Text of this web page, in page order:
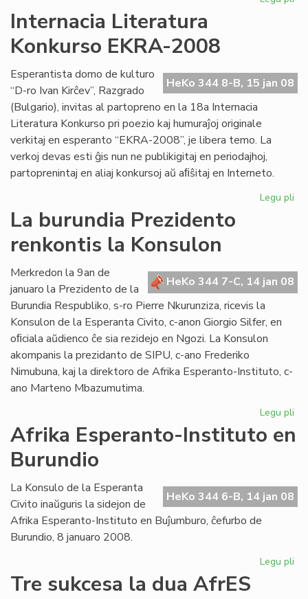
Internacia Literatura
Konkurso EKRA-2008
HeKo 344 8-B, 15 jan 08
Esperantista domo de kulturo
“D-ro Ivan Kirĉev”, Razgrado
(Bulgario), invitas al partopreno en la 18a Internacia
Literatura Konkurso pri poezio kaj humuraĵoj originale
verkitaj en esperanto “EKRA-2008”, je libera temo. La
verkoj devas esti ĝis nun ne publikigitaj en periodajhoj,
partoprenintaj en aliaj konkursoj aŭ aﬁŝitaj en Interneto.
Legu pli
La burundia Prezidento
renkontis la Konsulon
HeKo 344 7-C, 14 jan 08
Merkredon la 9an de
januaro la Prezidento de la
Burundia Respubliko, s-ro Pierre Nkurunziza, ricevis la
Konsulon de la Esperanta Civito, c-anon Giorgio Silfer, en
oﬁciala aŭdienco ĉe sia rezidejo en Ngozi. La Konsulon
akompanis la prezidanto de SIPU, c-ano Frederiko
Nimubuna, kaj la direktoro de Afrika Esperanto-Instituto, c-
ano Marteno Mbazumutima.
Legu pli
la
Afrika Esperanto-Instituto en
Burundio
HeKo 344 6-B, 14 jan 08
La Konsulo de la Esperanta
Civito inaŭguris la sidejon de
Afrika Esperanto-Instituto en Buĵumburo, ĉefurbo de
Burundio, 8 januaro 2008.
Legu pli
Tre sukcesa la dua AfrES